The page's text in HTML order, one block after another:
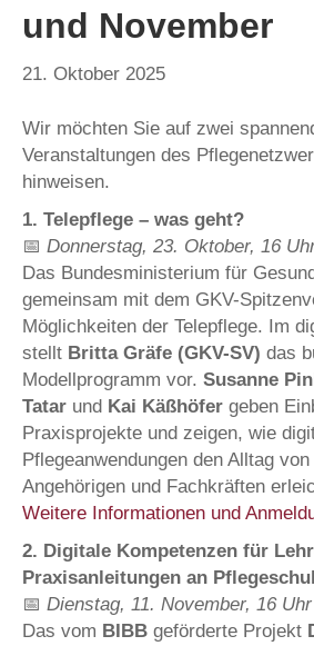
und November
21. Oktober 2025
Wir möchten Sie auf zwei
Veranstaltungen des
hinweisen.
1. Telepflege – was geht?
📅 Donnerstag, 23. Oktober, 16
Das Bundesministerium für
gemeinsam mit dem GKV-
Möglichkeiten der Telepflege. Im
stellt Britta Gräfe (GKV-SV) das
Modellprogramm vor. Susanne
Tatar und Kai Käßhöfer geben
Praxisprojekte und zeigen, wie
Pflegeanwendungen den Alltag
Angehörigen und Fachkräften
Weitere Informationen und
2. Digitale Kompetenzen für
Praxisanleitungen an
📅 Dienstag, 11. November, 16 Uhr
Das vom BIBB geförderte Projekt